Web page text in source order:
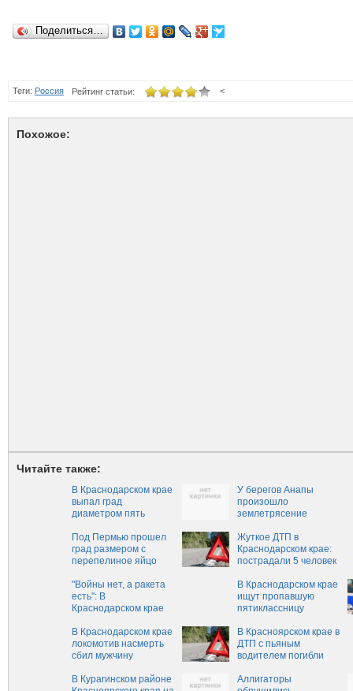
Поделиться…
Теги: Россия <
Рейтинг статьи:
Похожое:
Читайте также:
В Краснодарском крае
выпал град
диаметром пять
У берегов Анапы
произошло
землетрясение
Под Пермью прошел
град размером с
перепелиное яйцо
Жуткое ДТП в
Краснодарском крае:
пострадали 5 человек
ВАЗа и прицепа
"Войны нет, а ракета
есть": В
Краснодарском крае
противоградовая
ракета
В Краснодарском крае
ищут пропавшую
пятиклассницу
В Краснодарском крае
локомотив насмерть
сбил мужчину
В Красноярском крае в
ДТП с пьяным
водителем погибли
В Курагинском районе
Аллигаторы